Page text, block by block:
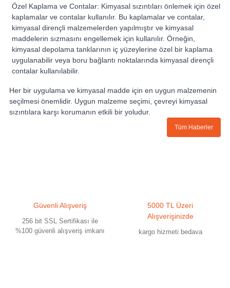
Özel Kaplama ve Contalar: Kimyasal sızıntıları önlemek için özel
kaplamalar ve contalar kullanılır. Bu kaplamalar ve contalar,
kimyasal dirençli malzemelerden yapılmıştır ve kimyasal
maddelerin sızmasını engellemek için kullanılır. Örneğin,
kimyasal depolama tanklarının iç yüzeylerine özel bir kaplama
uygulanabilir veya boru bağlantı noktalarında kimyasal dirençli
contalar kullanılabilir.
Her bir uygulama ve kimyasal madde için en uygun malzemenin
seçilmesi önemlidir. Uygun malzeme seçimi, çevreyi kimyasal
sızıntılara karşı korumanın etkili bir yoludur.
Tüm Haberler
Güvenli Alışveriş
256 bit SSL Sertifikası ile
%100 güvenli alışveriş imkanı
5000 TL Üzeri
Alışverişinizde
kargo hizmeti bedava